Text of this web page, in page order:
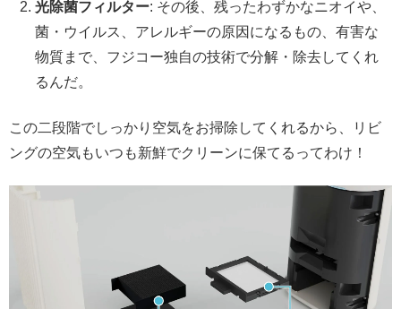
光除菌フィルター: その後、残ったわずかなニオイや、
菌・ウイルス、アレルギーの原因になるもの、有害な
物質まで、フジコー独自の技術で分解・除去してくれ
るんだ。
この二段階でしっかり空気をお掃除してくれるから、リビ
ングの空気もいつも新鮮でクリーンに保てるってわけ！